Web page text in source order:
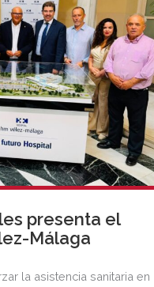
presenta el
Málaga
la asistencia sanitaria en